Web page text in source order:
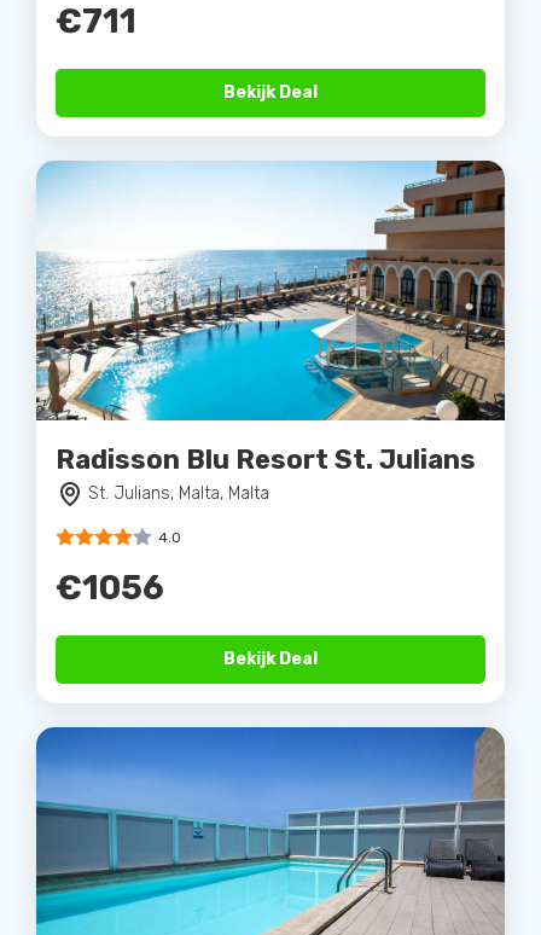
€711
Bekijk Deal
Radisson Blu Resort St. Julians
St. Julians, Malta, Malta
4.0
€1056
Bekijk Deal